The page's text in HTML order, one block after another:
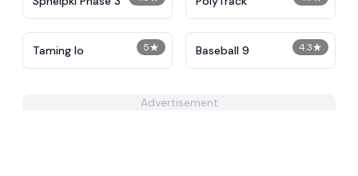
5★
Taming Io 4.3★
Baseball 9
Advertisement